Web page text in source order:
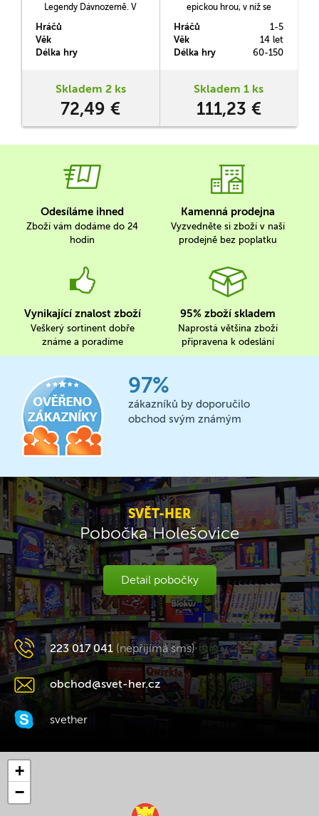
Legendy Dávnozemě. V
monster (50 mm), 9
zvukových podstavců (mají
dva režimy zvuků, která
položení na herní plán) a 8
legendárních monster.
Hráčů
Věk
Délka hry
Skladem 2 ks
72,49 €
epickou hrou, v níž se
zapomenutého království
osídleného obrovskými
nestvůrami. Spolu se svými
se pokusíte získat nadvládu
elementů.
Hráčů
1-5
Věk
14 let
Délka hry
60-150
Skladem 1 ks
111,23 €
Odesíláme ihned
Zboží vám dodáme do 24
hodin
Kamenná prodejna
Vyzvedněte si zboží v naší
prodejně bez poplatku
Vynikající znalost zboží
Veškerý sortinent dobře
známe a poradíme
95% zboží skladem
Naprostá většina zboží
připravena k odeslání
97%
zákazníků by doporučilo
obchod svým známým
SVĚT-HER
Pobočka Holešovice
Detail pobočky
223 017 041 (nepřijímá sms)
obchod@svet-her.cz
svether
+
−